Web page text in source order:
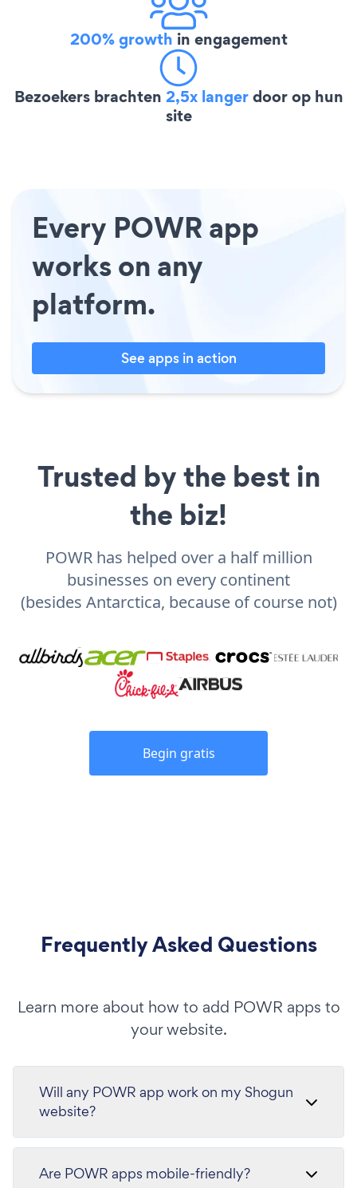
200% growth in engagement
Bezoekers brachten 2,5x langerdoor op hun
site
Every POWR app
works on any
platform.
See apps in action
Trusted by the best in
the biz!
POWR has helped over a half million
businesses on every continent
(besides Antarctica, because of course not)
Begin gratis
Frequently Asked Questions
Learn more about how to add POWR apps to
your website.
Will any POWR app work on my Shogun
website?
Are POWR apps mobile-friendly?